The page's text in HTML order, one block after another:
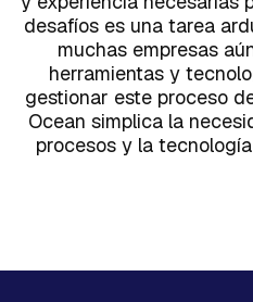
desafíos es una tarea
muchas empresas
herramientas y
gestionar este proceso
Ocean simplica la
procesos y la